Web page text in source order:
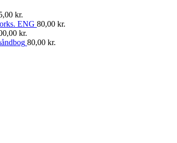
kr.
ENG 80,00 kr.
kr.
80,00 kr.